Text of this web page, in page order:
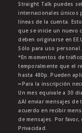
Straight Talk puedes
internacionales únicos
líneas de la cuenta.
que se inicie un nuevo
deben originarse en
Sólo para uso
*En momentos de
temporalmente que el
hasta 480p. Pueden
∞Para la inscripción
Un mes equivale a 30
∆Al enviar mensajes de
acuerdo en recibir
de mensajes. Por
Privacidad.